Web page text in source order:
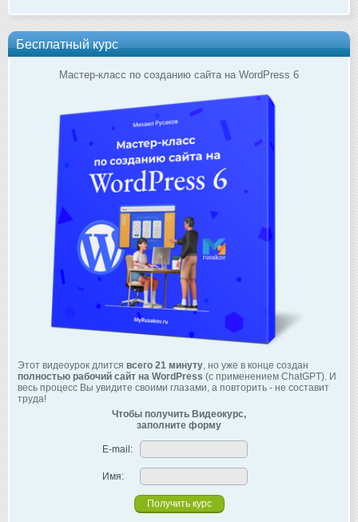
Бесплатный курс
Мастер-класс по созданию сайта на WordPress 6
Этот видеоурок длится всего 21 минуту, но уже в конце создан
полностью рабочий сайт на WordPress (с применением ChatGPT). И
весь процесс Вы увидите своими глазами, а повторить - не составит
труда!
Чтобы получить Видеокурс,
заполните форму
E-mail:
Имя: